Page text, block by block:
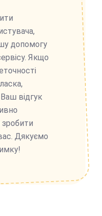
допомогу
Якщо
відгук
Дякуємо